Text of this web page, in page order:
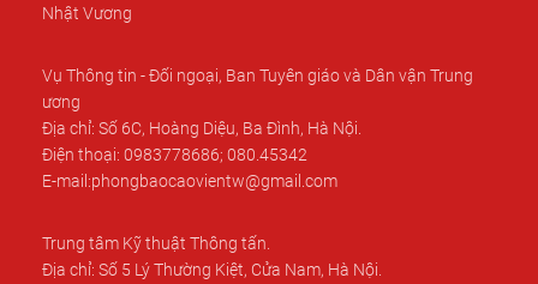
Nhật Vương
Vụ Thông tin - Đối ngoại, Ban Tuyên giáo và Dân vận Trung
ương
Địa chỉ: Số 6C, Hoàng Diệu, Ba Đình, Hà Nội.
Điện thoại: 0983778686; 080.45342
E-mail:phongbaocaovientw@gmail.com
Trung tâm Kỹ thuật Thông tấn.
Địa chỉ: Số 5 Lý Thường Kiệt, Cửa Nam, Hà Nội.